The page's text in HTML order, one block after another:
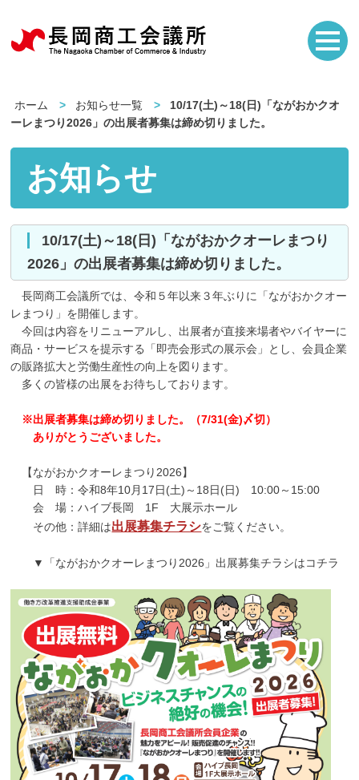
ホーム お知らせ一覧
10/17(土)～18(日)「ながおかクオ
ーレまつり2026」の出展者募集は締め切りました。
お知らせ
10/17(土)～18(日)「ながおかクオーレまつり
2026」の出展者募集は締め切りました。
長岡商工会議所では、令和５年以来３年ぶりに「ながおかクオー
レまつり」を開催します。
今回は内容をリニューアルし、出展者が直接来場者やバイヤーに
商品・サービスを提示する「即売会形式の展示会」とし、会員企業
の販路拡大と労働生産性の向上を図ります。
多くの皆様の出展をお待ちしております。
※出展者募集は締め切りました。（7/31(金)〆切）
ありがとうございました。
【ながおかクオーレまつり2026】
日 時：令和8年10月17日(土)～18日(日) 10:00～15:00
会 場：ハイブ長岡 1F 大展示ホール
その他：詳細は出展募集チラシをご覧ください。
▼「ながおかクオーレまつり2026」出展募集チラシはコチラ